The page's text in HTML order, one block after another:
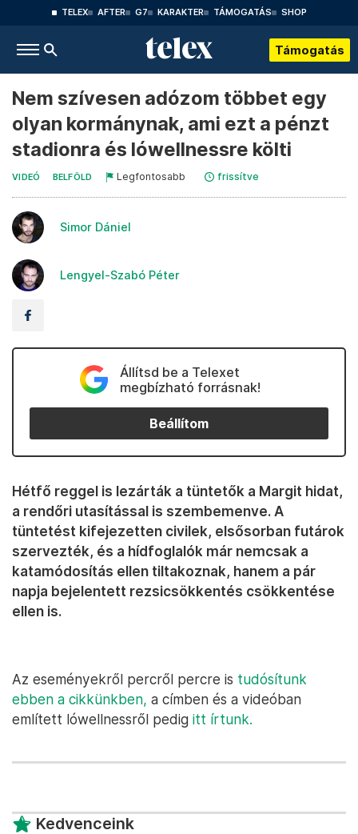
TELEX AFTER G7 KARAKTER TÁMOGATÁS SHOP
Támogatás
Nem szívesen adózom többet egy
olyan kormánynak, ami ezt a pénzt
stadionra és lówellnessre költi
VIDEÓ BELFÖLD Legfontosabb frissítve
Simor Dániel
Lengyel-Szabó Péter
Állítsd be a Telexet
megbízható forrásnak!
Beállítom
Hétfő reggel is lezárták a tüntetők a Margit hidat,
a rendőri utasítással is szembemenve. A
tüntetést kifejezetten civilek, elsősorban futárok
szervezték, és a hídfoglalók már nemcsak a
katamódosítás ellen tiltakoznak, hanem a pár
napja bejelentett rezsicsökkentés csökkentése
ellen is.
Az eseményekről percről percre is tudósítunk
ebben a cikkünkben, a címben és a videóban
említett lówellnessről pedig itt írtunk.
Kedvenceink